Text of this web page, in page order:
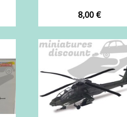
Prix
8,00 €